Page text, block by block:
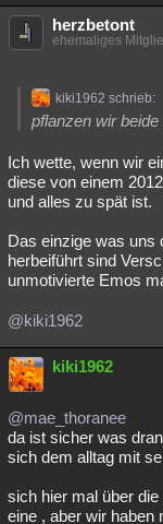
herzbetont
ehemaliges
kiki1962 schrieb:
pflanzen wir
Ich wette, wenn wir
diese von einem
und alles zu spät ist.
Das einzige was uns
herbeiführt sind
unmotivierte Emos
@kiki1962
kiki1962
@mae_thoranee
da ist sicher was
sich dem alltag mit
sich hier mal über
eine , aber wir haben